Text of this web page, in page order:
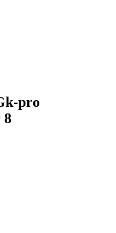
pro
8